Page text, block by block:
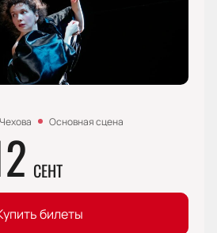
Основная сцена
СЕНТ
билеты